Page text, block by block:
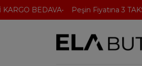
BEDAVA Peşin Fiyatına 3